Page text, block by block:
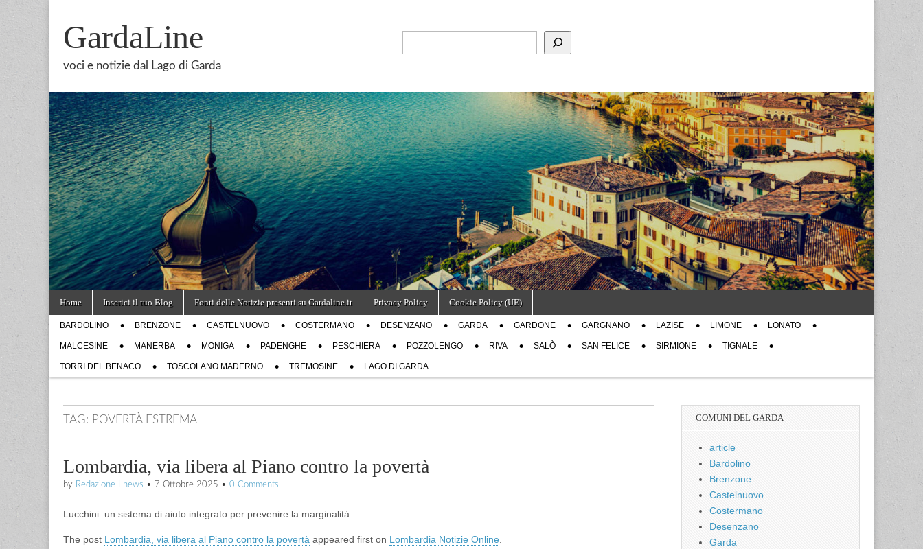
GardaLine
voci e notizie dal Lago di Garda
Main
menu
content
Home Inserici il tuo Blog Fonti delle Notizie presenti su Gardaline.it Privacy Policy Cookie Policy (UE)
SubBARDOLINO BRENZONE CASTELNUOVO COSTERMANO DESENZANO GARDA GARDONE GARGNANO LAZISE LIMONE LONATO
MALCESINE MANERBA MONIGA PADENGHE PESCHIERA POZZOLENGO RIVA SALÒ SAN FELICE SIRMIONE TIGNALE
TORRI DEL BENACO TOSCOLANO MADERNO TREMOSINE LAGO DI GARDA
TAG: POVERTÀ ESTREMA
Lombardia, via libera al Piano contro la povertà
by Redazione Lnews • 7 Ottobre 2025 • 0 Comments
Lucchini: un sistema di aiuto integrato per prevenire la marginalità
The post Lombardia, via libera al Piano contro la povertà appeared first on Lombardia Notizie Online
COMUNI DEL GARDA
article
Bardolino
Brenzone
Castelnuovo
Costermano
Desenzano
Garda